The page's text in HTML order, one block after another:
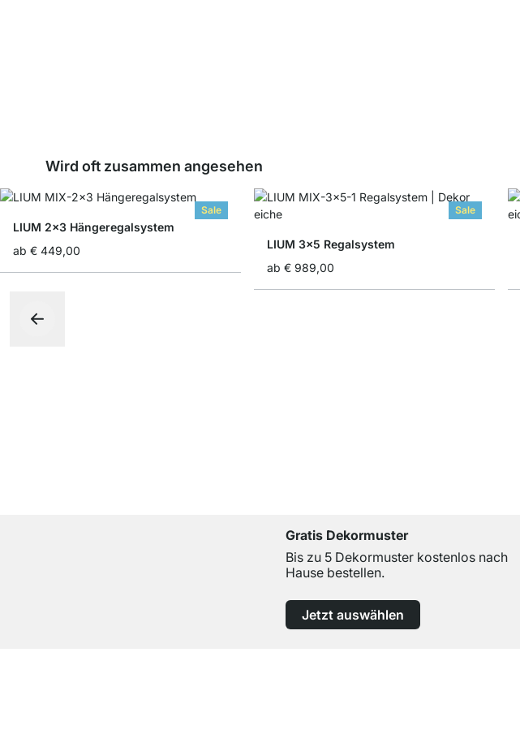
Wird oft zusammen angesehen
Sale
LIUM 2x3 Hängeregalsystem
ab € 449,00
Sale
LIUM 3x5 Regalsystem
ab € 989,00
Gratis Dekormuster
Bis zu 5 Dekormuster kostenlos nach
Hause bestellen.
Jetzt auswählen